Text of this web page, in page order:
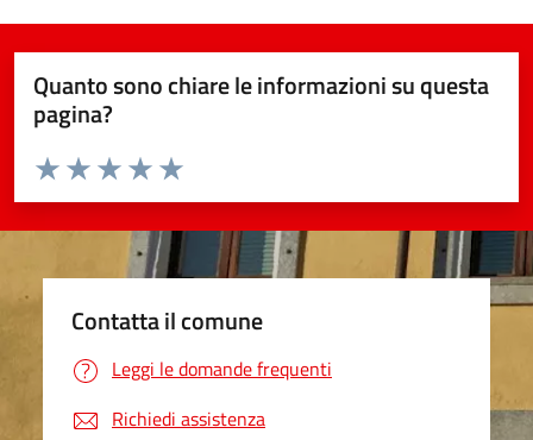
Quanto sono chiare le informazioni su questa
pagina?
Valuta da 1 a 5 stelle la pagina
Valuta 5 stelle su 5
Valuta 4 stelle su 5
Valuta 3 stelle su 5
Valuta 2 stelle su 5
Valuta 1 stelle su 5
Contatta il comune
Leggi le domande frequenti
Richiedi assistenza